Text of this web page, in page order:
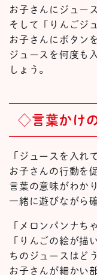
お子さんにジュー
そして「りんごジ
お子さんにボタン
ジュースを何度も
しょう。
◇言葉かけ
「ジュースを入れ
お子さんの行動を
言葉の意味がわか
一緒に遊びながら
「メロンパンナち
「りんごの絵が描
ちのジュースはど
お子さんが細かい